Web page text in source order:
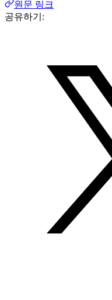
원문 링크
공유하기: